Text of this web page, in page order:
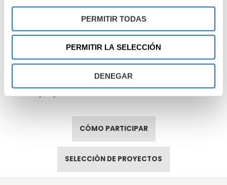
PERMITIR TODAS
PERMITIR LA SELECCIÓN
DENEGAR
CÓMO PARTICIPAR
SELECCIÓN DE PROYECTOS
Apertura de convocatoria:15 de julio de 2026.
Fecha límite presentación de la candidatura:
agosto de 2026.
Notificación preseleccionados:noviembre de 2026.
Fecha límite envío de propuesta completa:diciembre
de 2026.
Comunicación de resultados:marzo de 2027.